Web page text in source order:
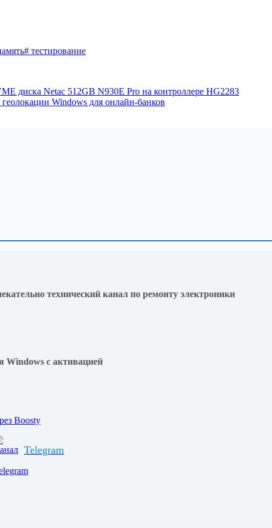
# тестирование
диска Netac 512GB N930E Pro на контроллере HG2283
Windows для онлайн-банков
технический канал по ремонту электроники
Windows с активацией
Telegram